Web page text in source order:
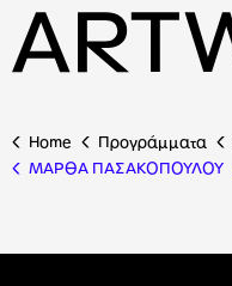
Home Προγράμματα
ΜΑΡΘΑ ΠΑΣΑΚΟΠΟΥΛΟΥ